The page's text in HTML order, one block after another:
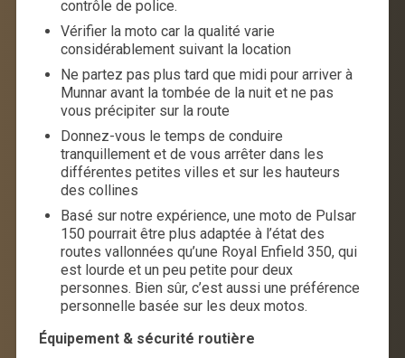
contrôle de police.
Vérifier la moto car la qualité varie
considérablement suivant la location
Ne partez pas plus tard que midi pour arriver à
Munnar avant la tombée de la nuit et ne pas
vous précipiter sur la route
Donnez-vous le temps de conduire
tranquillement et de vous arrêter dans les
différentes petites villes et sur les hauteurs
des collines
Basé sur notre expérience, une moto de Pulsar
150 pourrait être plus adaptée à l’état des
routes vallonnées qu’une Royal Enfield 350, qui
est lourde et un peu petite pour deux
personnes. Bien sûr, c’est aussi une préférence
personnelle basée sur les deux motos.
Équipement & sécurité routière